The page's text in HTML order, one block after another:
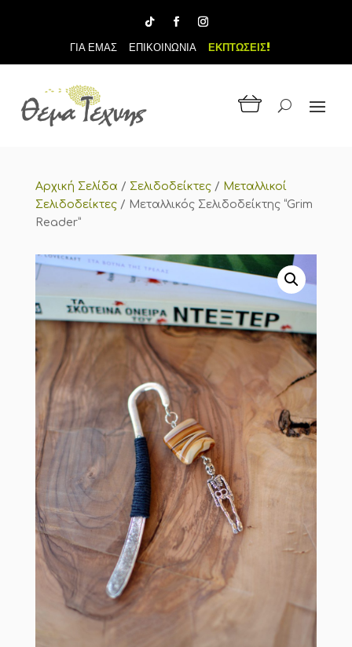
ΓΙΑ ΕΜΑΣ ΕΠΙΚΟΙΝΩΝΙΑ ΕΚΠΤΩΣΕΙΣ!
Αρχική Σελίδα / Σελιδοδείκτες/ Μεταλλικοί
Σελιδοδείκτες/ Μεταλλικός Σελιδοδείκτης “Grim
Reader”